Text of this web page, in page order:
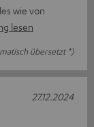
wie von
lesen
übersetzt *)
27.12.2024